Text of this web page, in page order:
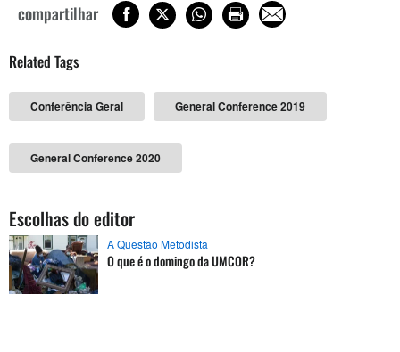
compartilhar
Related Tags
Conferência Geral General Conference 2019
General Conference 2020
Escolhas do editor
A Questão Metodista
O que é o domingo da UMCOR?